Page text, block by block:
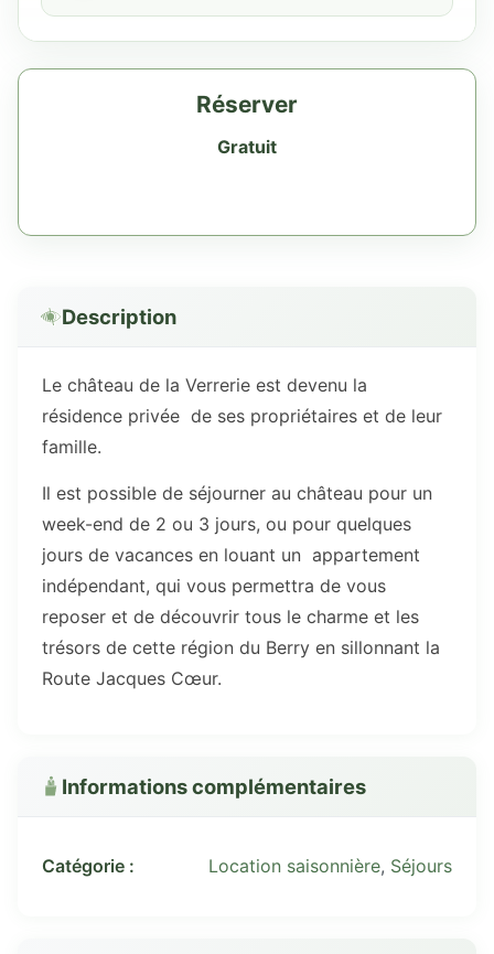
Réserver
Gratuit
Description
Le château de la Verrerie est devenu la
résidence privée de ses propriétaires et de leur
famille.
Il est possible de séjourner au château pour un
week-end de 2 ou 3 jours, ou pour quelques
jours de vacances en louant un appartement
indépendant, qui vous permettra de vous
reposer et de découvrir tous le charme et les
trésors de cette région du Berry en sillonnant la
Route Jacques Cœur.
Informations complémentaires
Catégorie : Location saisonnière, Séjours